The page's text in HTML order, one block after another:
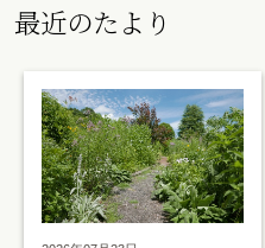
最近のたより